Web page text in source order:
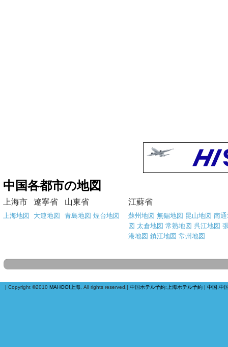
中国各都市の地図
上海市 遼寧省 山東省 江蘇省
上海地図 大連地図 青島地図 煙台地図 蘇州地図 無錫地図 昆山地図 南
図 太倉地図 常熟地図 呉江地図
港地図 鎮江地図 常州地図
| Copyright ©2010 MAHOO!上海 , All rights reserved.| 中国ホテル予約: 上海ホテル予約 | 中国,中